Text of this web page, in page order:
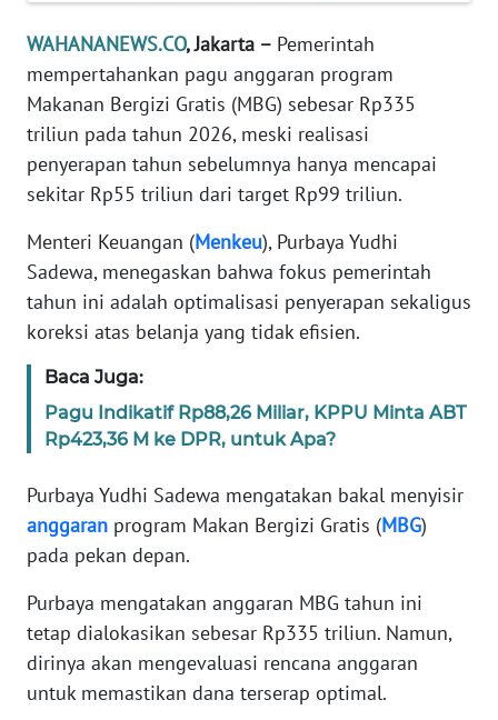
WAHANANEWS.CO, Jakarta – Pemerintah
mempertahankan pagu anggaran program
Makanan Bergizi Gratis (MBG) sebesar Rp335
triliun pada tahun 2026, meski realisasi
penyerapan tahun sebelumnya hanya mencapai
sekitar Rp55 triliun dari target Rp99 triliun.
Menteri Keuangan (Menkeu), Purbaya Yudhi
Sadewa, menegaskan bahwa fokus pemerintah
tahun ini adalah optimalisasi penyerapan sekaligus
koreksi atas belanja yang tidak efisien.
Baca Juga:
Pagu Indikatif Rp88,26 Miliar, KPPU Minta ABT
Rp423,36 M ke DPR, untuk Apa?
Purbaya Yudhi Sadewa mengatakan bakal menyisir
anggaran program Makan Bergizi Gratis (MBG)
pada pekan depan.
Purbaya mengatakan anggaran MBG tahun ini
tetap dialokasikan sebesar Rp335 triliun. Namun,
dirinya akan mengevaluasi rencana anggaran
untuk memastikan dana terserap optimal.
Informasi
INDEKS
BERITA
KONTAK
IKLAN
TENTANG
PEDOMAN
SIBER
REDAKSI
KARIR
DISCLAIMER